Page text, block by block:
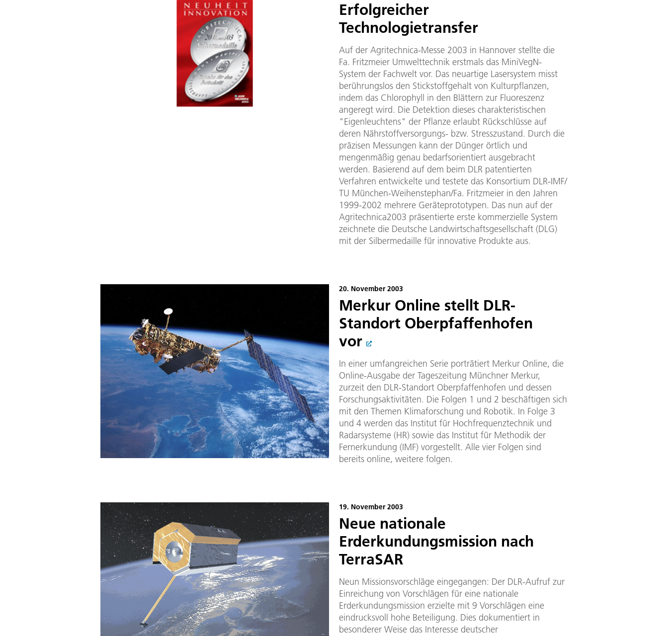
Erfolgreicher
Technologietransfer
Auf der Agritechnica-Messe 2003 in Hannover stellte die
Fa. Fritzmeier Umwelttechnik erstmals das MiniVegN-
System der Fachwelt vor. Das neuartige Lasersystem misst
berührungslos den Stickstoffgehalt von Kulturpflanzen,
indem das Chlorophyll in den Blättern zur Fluoreszenz
angeregt wird. Die Detektion dieses charakteristischen
"Eigenleuchtens" der Pflanze erlaubt Rückschlüsse auf
deren Nährstoffversorgungs- bzw. Stresszustand. Durch die
präzisen Messungen kann der Dünger örtlich und
mengenmäßig genau bedarfsorientiert ausgebracht
werden. Basierend auf dem beim DLR patentierten
Verfahren entwickelte und testete das Konsortium DLR-IMF/
TU München-Weihenstephan/Fa. Fritzmeier in den Jahren
1999-2002 mehrere Geräteprototypen. Das nun auf der
Agritechnica2003 präsentierte erste kommerzielle System
zeichnete die Deutsche Landwirtschaftsgesellschaft (DLG)
mit der Silbermedaille für innovative Produkte aus.
20. November 2003
Merkur Online stellt DLR-
Standort Oberpfaffenhofen
vor
In einer umfangreichen Serie porträtiert Merkur Online, die
Online-Ausgabe der Tageszeitung Münchner Merkur,
zurzeit den DLR-Standort Oberpfaffenhofen und dessen
Forschungsaktivitäten. Die Folgen 1 und 2 beschäftigen sich
mit den Themen Klimaforschung und Robotik. In Folge 3
und 4 werden das Institut für Hochfrequenztechnik und
Radarsysteme (HR) sowie das Institut für Methodik der
Fernerkundung (IMF) vorgestellt. Alle vier Folgen sind
bereits online, weitere folgen.
19. November 2003
Neue nationale
Erderkundungsmission nach
TerraSAR
Neun Missionsvorschläge eingegangen: Der DLR-Aufruf zur
Einreichung von Vorschlägen für eine nationale
Erderkundungsmission erzielte mit 9 Vorschlägen eine
eindrucksvoll hohe Beteiligung. Dies dokumentiert in
besonderer Weise das Interesse deutscher